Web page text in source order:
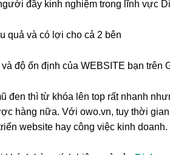
đầy kinh nghiệm trong lĩnh vực
quả và có lợi cho cả 2 bên
độ ổn định của WEBSITE bạn trên
đen thì từ khóa lên top rất nhanh
hàng nữa. Với owo.vn, tuy thời
website hay công việc kinh doanh.